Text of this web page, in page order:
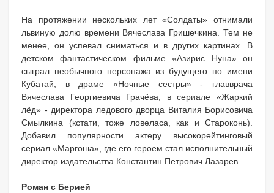
На протяжении нескольких лет «Солдаты» отнимали
львиную долю времени Вячеслава Гришечкина. Тем не
менее, он успевал сниматься и в других картинах. В
детском фантастическом фильме «Азирис Нуна» он
сыграл необычного персонажа из будущего по имени
Кубатай, в драме «Ночные сестры» - главврача
Вячеслава Георгиевича Грачёва, в сериале «Жаркий
лёд» - директора ледового дворца Виталия Борисовича
Смылкина (кстати, тоже ловеласа, как и Староконь).
Добавил популярности актеру высокорейтинговый
сериал «Маргоша», где его героем стал исполнительный
директор издательства Константин Петрович Лазарев.
Роман с Берией